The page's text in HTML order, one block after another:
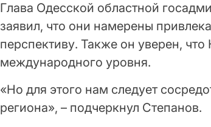
Глава Одесской областной
заявил, что они намерены
перспективу. Также он уверен,
международного уровня.
«Но для этого нам следует
региона», – подчеркнул Степанов.